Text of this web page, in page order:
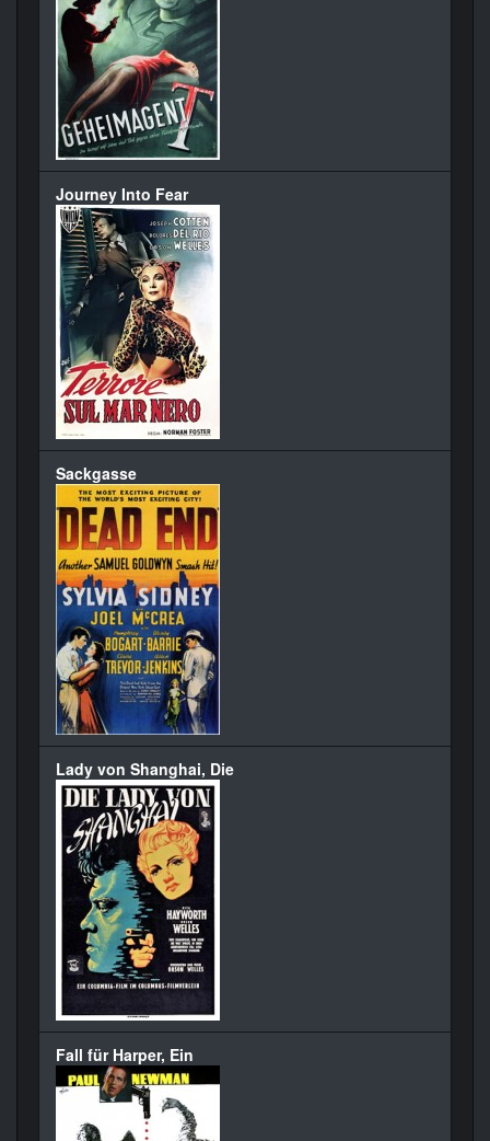
Journey Into Fear
Sackgasse
Lady von Shanghai, Die
Fall für Harper, Ein